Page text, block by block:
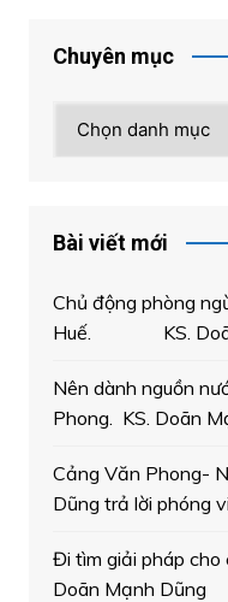
Chuyên mục
mục
Bài viết mới
Chủ động phòng
Huế. KS. Doãn
Nên dành nguồn
Phong. KS. Doãn
Cảng Văn
Dũng trả lời phóng
Đi tìm giải pháp
Doãn Mạnh Dũng